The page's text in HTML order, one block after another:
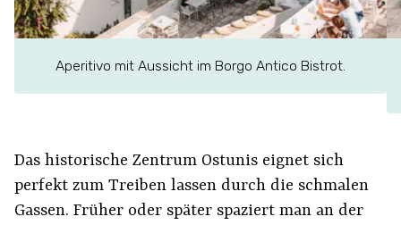
Aperitivo mit Aussicht im Borgo Antico Bistrot.
Das historische Zentrum Ostunis eignet sich
perfekt zum Treiben lassen durch die schmalen
Gassen. Früher oder später spaziert man an der